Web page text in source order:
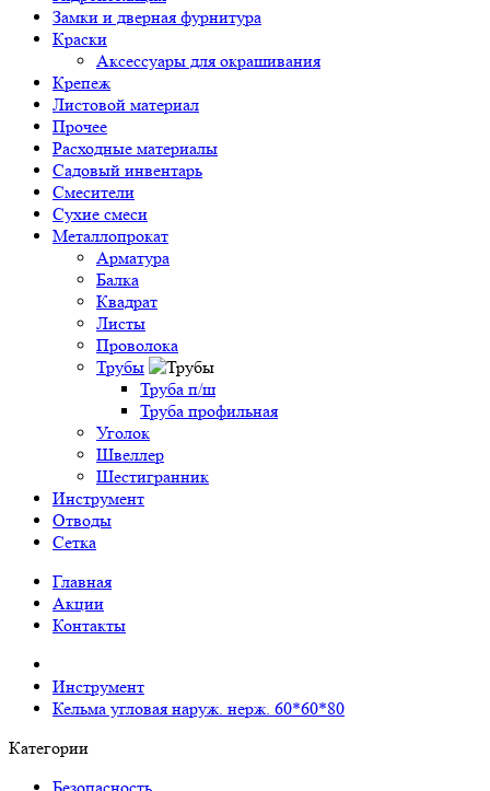
Замки и дверная фурнитура
Краски
Аксессуары для окрашивания
Крепеж
Листовой материал
Прочее
Расходные материалы
Садовый инвентарь
Смесители
Сухие смеси
Металлопрокат
Арматура
Балка
Квадрат
Листы
Проволока
Трубы
Труба п/ш
Труба профильная
Уголок
Швеллер
Шестигранник
Инструмент
Отводы
Сетка
Главная
Акции
Контакты
Инструмент
Кельма угловая наруж. нерж. 60*60*80
Категории